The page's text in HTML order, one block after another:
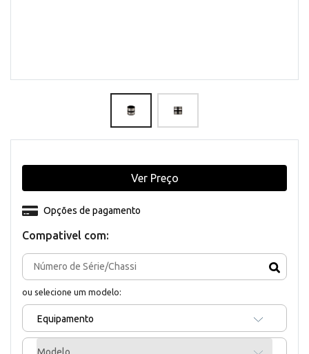
Compativel com:
ou selecione um modelo:
Equipamento
Opções de pagamento
Ver Preço